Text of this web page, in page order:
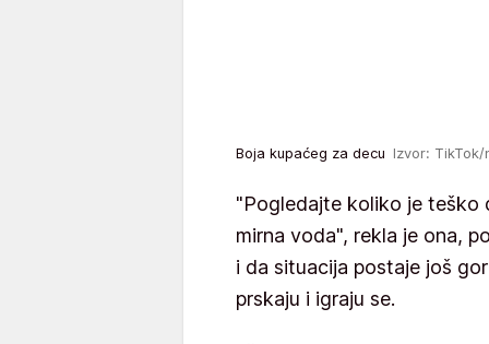
Boja kupaćeg za decu Izvor:
"Pogledajte koliko je teško
mirna voda", rekla je ona,
i da situacija postaje još
prskaju i igraju se.